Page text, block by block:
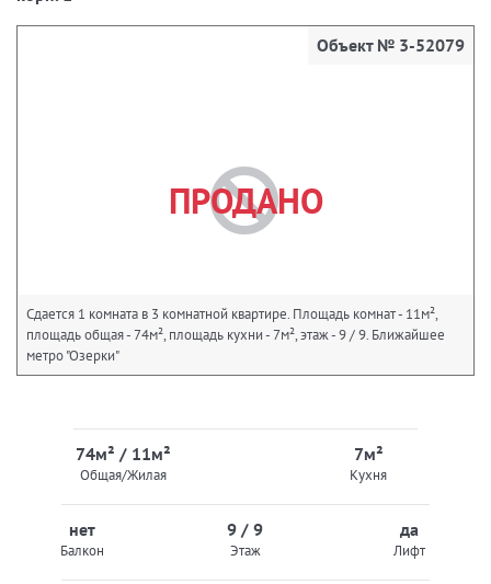
ПРОДАНО
Объект № 3-52079
Сдается 1 комната в 3 комнатной квартире. Площадь комнат - 11м²,
площадь общая - 74м², площадь кухни - 7м², этаж - 9 / 9. Ближайшее
метро "Озерки"
74м² / 11м²
Общая/Жилая
7м²
Кухня
нет
Балкон
9 / 9
Этаж
да
Лифт